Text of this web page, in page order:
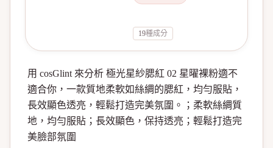
19種成分
用 cosGlint 來分析 極光星紗腮紅 02 星曜裸粉適不
適合你，一款質地柔軟如絲綢的腮紅，均勻服貼，
長效顯色透亮，輕鬆打造完美氛圍。；柔軟絲綢質
地，均勻服貼；長效顯色，保持透亮；輕鬆打造完
美臉部氛圍